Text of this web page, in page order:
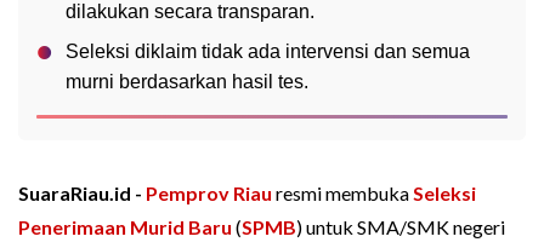
dilakukan secara transparan.
Seleksi diklaim tidak ada intervensi dan semua
murni berdasarkan hasil tes.
SuaraRiau.id - Pemprov Riau resmi membukaSeleksi
Penerimaan Murid Baru (SPMB) untuk SMA/SMK negeri